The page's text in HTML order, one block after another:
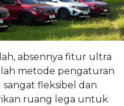
absennya fitur ultra
metode pengaturan
fleksibel dan
ruang lega untuk